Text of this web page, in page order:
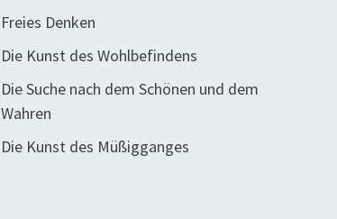
Freies Denken
Die Kunst des Wohlbefindens
Die Suche nach dem Schönen und dem
Wahren
Die Kunst des Müßigganges